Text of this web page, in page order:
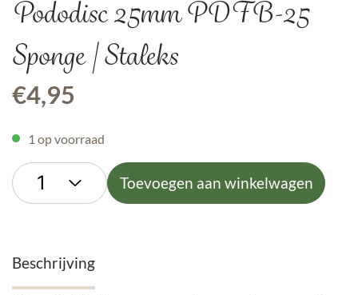
Pododisc 25mm PDFB-25
Sponge | Staleks
€4,95
1 op voorraad
Toevoegen aan winkelwagen
Beschrijving